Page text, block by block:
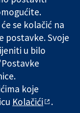
Poslovi
Cochrane
Library
1045921) and a
registered in
718 2127 49.
se kolačić na
postavke. Svoje
u bilo
koje
Kolačići .